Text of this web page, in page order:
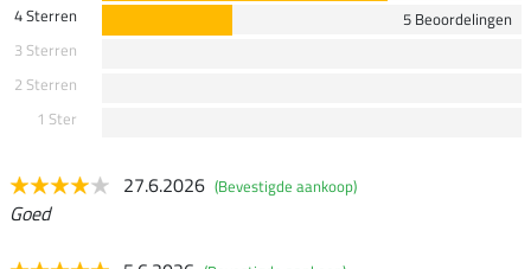
4 Sterren
5 Beoordelingen
3 Sterren
2 Sterren
1 Ster
27.6.2026 (Bevestigde aankoop)
Goed